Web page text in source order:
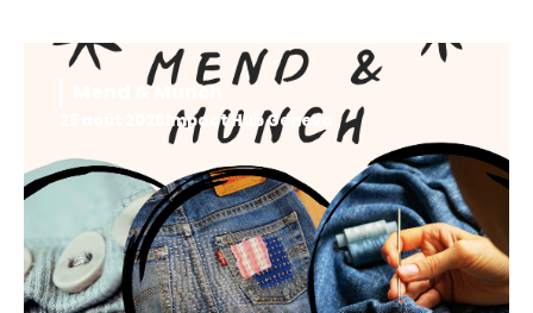
Mend & Munch
Impact Hub Geneva